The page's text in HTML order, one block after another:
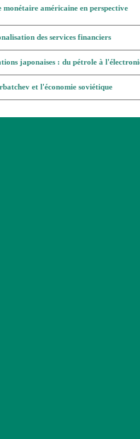
américaine en perspective
des services financiers
japonaises : du pétrole à
et l'économie soviétique